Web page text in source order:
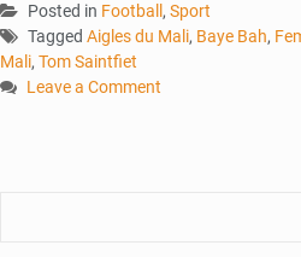
Posted in Football , Sport
Tagged Aigles du Mali, Baye Bah,
Mali, Tom Saintfiet
Leave a Comment